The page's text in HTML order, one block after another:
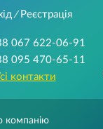
/ Реєстрація
067 622-06-91
095 470-65-11
контакти
компанію